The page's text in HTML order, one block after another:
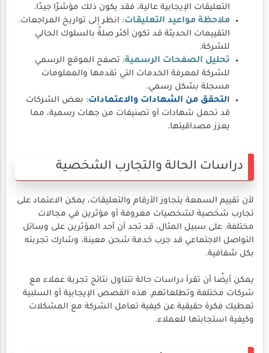
التعليقات الإيجابية عالية، فقد يكون ذلك مؤشرًا جيدًا.
ملاحظة مواعيد التعليقات: انظر إلى تواريخ المراجعات.
التقييمات الحديثة قد تكون أكثر صلةً بالسلوك الحالي
للشركة.
تحليل الصفحات الرسمية: تصفح الموقع الرسمي
للشركة لمعرفة الخدمات التي تقدمها والمعلومات
مسجلة بشكل رسمي.
التحقق من الشهادات والاعتمادات: بعض الشركات
قد تحمل شهادات أو تصنيفات من جهات رسمية، مما
يعزز مصداقيتها.
دراسات الحالة والتجارب الشخصية
لأن تقييم السمعة يتجاوز الأرقام والتعليقات، يمكن الاعتماد على
تجارب شخصية لشخصيات معروفة أو مؤثرين في مجالات
مختلفة. على سبيل المثال، قد تجد أن أحد المؤثرين على وسائل
التواصل الاجتماعي قد جرب خدمة شحن معينة، وشارك تجربته
بكل شفافية.
يمكن أيضًا أن تقرأ دراسات حالة تتناول نتائج تجربة عملاء مع
شركات مختلفة وتطلعاتهم. هذه القصص الإيجابية أو السلبية
تعطيك فكرة حقيقية عن كيفية تعامل الشركة مع المشكلات
وكيفية استجابتها للعملاء.